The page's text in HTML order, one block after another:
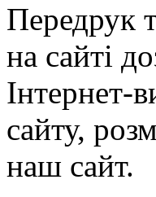
Передрук
на сайті
Інтернет-
сайту,
наш сайт.